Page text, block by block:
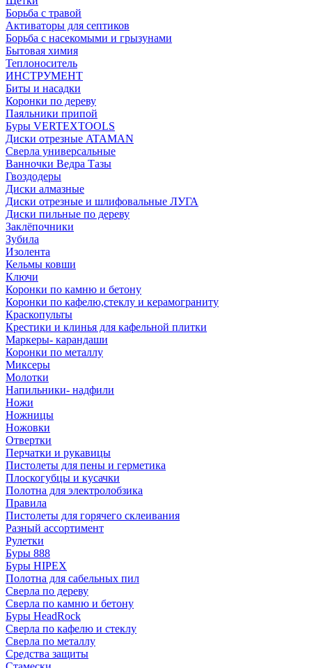
Борьба с травой
Активаторы для септиков
Борьба с насекомыми и грызунами
Бытовая химия
Теплоноситель
ИНСТРУМЕНТ
Биты и насадки
Коронки по дереву
Паяльники припой
Буры VERTEXTOOLS
Диски отрезные ATAMAN
Сверла универсальные
Ванночки Ведра Тазы
Гвоздодеры
Диски алмазные
Диски отрезные и шлифовальные ЛУГА
Диски пильные по дереву
Заклёпочники
Зубила
Изолента
Кельмы ковши
Ключи
Коронки по камню и бетону
Коронки по кафелю,стеклу и керамограниту
Краскопульты
Крестики и клинья для кафельной плитки
Маркеры- карандаши
Коронки по металлу
Миксеры
Молотки
Напильники- надфили
Ножи
Ножницы
Ножовки
Отвертки
Перчатки и рукавицы
Пистолеты для пены и герметика
Плоскогубцы и кусачки
Полотна для электролобзика
Правила
Пистолеты для горячего склеивания
Разный ассортимент
Рулетки
Буры 888
Буры HIPEX
Полотна для сабельных пил
Сверла по дереву
Сверла по камню и бетону
Буры HeadRock
Сверла по кафелю и стеклу
Сверла по металлу
Средства защиты